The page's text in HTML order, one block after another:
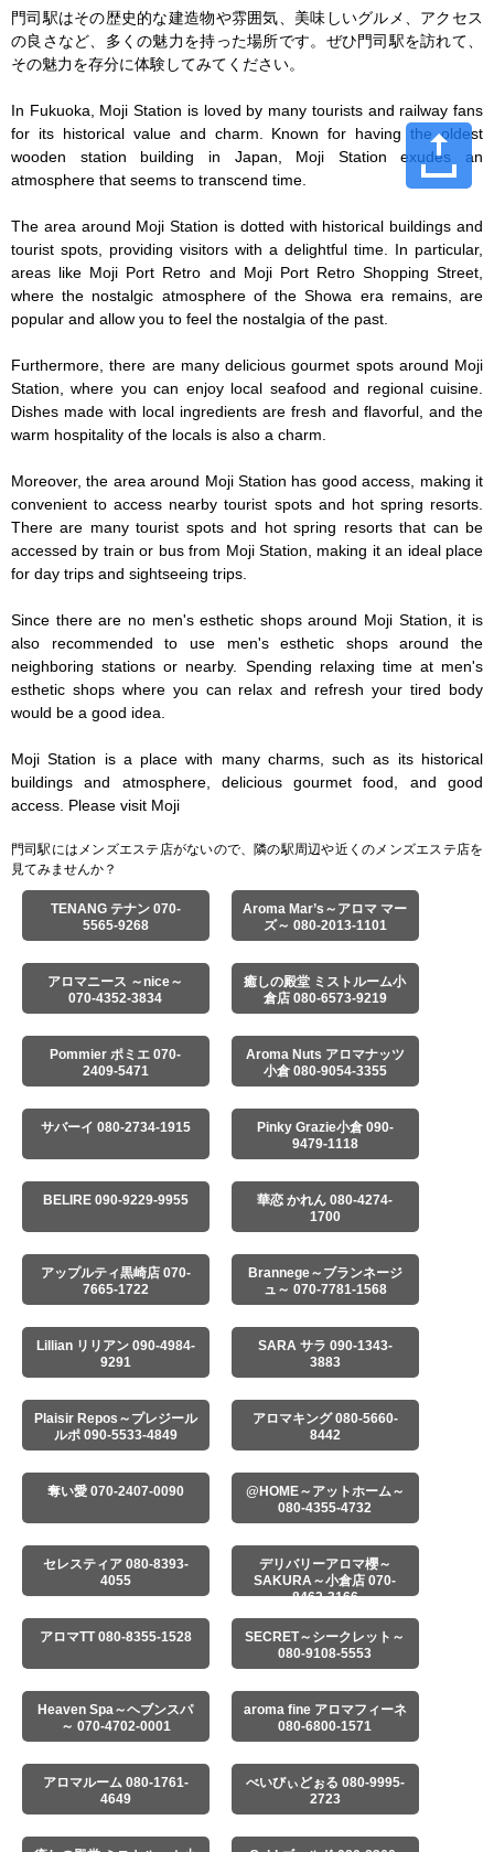
門司駅はその歴史的な建造物や雰囲気、美味しいグルメ、アクセス
の良さなど、多くの魅力を持った場所です。ぜひ門司駅を訪れて、
その魅力を存分に体験してみてください。
In Fukuoka, Moji Station is loved by many tourists and railway fans
for its historical value and charm. Known for having the oldest
wooden station building in Japan, Moji Station exudes an
atmosphere that seems to transcend time.
The area around Moji Station is dotted with historical buildings and
tourist spots, providing visitors with a delightful time. In particular,
areas like Moji Port Retro and Moji Port Retro Shopping Street,
where the nostalgic atmosphere of the Showa era remains, are
popular and allow you to feel the nostalgia of the past.
Furthermore, there are many delicious gourmet spots around Moji
Station, where you can enjoy local seafood and regional cuisine.
Dishes made with local ingredients are fresh and flavorful, and the
warm hospitality of the locals is also a charm.
Moreover, the area around Moji Station has good access, making it
convenient to access nearby tourist spots and hot spring resorts.
There are many tourist spots and hot spring resorts that can be
accessed by train or bus from Moji Station, making it an ideal place
for day trips and sightseeing trips.
Since there are no men's esthetic shops around Moji Station, it is
also recommended to use men's esthetic shops around the
neighboring stations or nearby. Spending relaxing time at men's
esthetic shops where you can relax and refresh your tired body
would be a good idea.
Moji Station is a place with many charms, such as its historical
buildings and atmosphere, delicious gourmet food, and good
access. Please visit Moji
門司駅にはメンズエステ店がないので、隣の駅周辺や近くのメンズエステ店を
見てみませんか？
TENANG テナン 070-
5565-9268
Aroma Mar’s～アロマ マー
ズ～ 080-2013-1101
アロマニース ～nice～
070-4352-3834
癒しの殿堂 ミストルーム小
倉店 080-6573-9219
Pommier ポミエ 070-
2409-5471
Aroma Nuts アロマナッツ
小倉 080-9054-3355
サバーイ 080-2734-1915
Pinky Grazie小倉 090-
9479-1118
BELIRE 090-9229-9955
華恋 かれん 080-4274-
1700
アップルティ黒崎店 070-
7665-1722
Brannege～ブランネージ
ュ～ 070-7781-1568
Lillian リリアン 090-4984-
9291
SARA サラ 090-1343-
3883
Plaisir Repos～プレジール
ルポ 090-5533-4849
アロマキング 080-5660-
8442
奪い愛 070-2407-0090
@HOME～アットホーム～
080-4355-4732
セレスティア 080-8393-
4055
デリバリーアロマ櫻～
SAKURA～小倉店 070-
8462-3166
アロマTT 080-8355-1528
SECRET～シークレット～
080-9108-5553
Heaven Spa～ヘブンスパ
～ 070-4702-0001
aroma fine アロマフィーネ
080-6800-1571
アロマルーム 080-1761-
4649
べいびぃどぉる 080-9995-
2723